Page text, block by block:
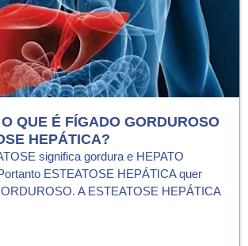
QUE É FÍGADO GORDUROSO
HEPÁTICA?
significa gordura e HEPATO
ESTEATOSE HEPÁTICA quer
A ESTEATOSE HEPÁTICA